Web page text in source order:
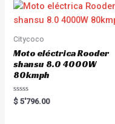
t
f
Citycoco
Moto eléctrica Rooder
shansu 8.0 4000W
80kmph
R
a
$ 5'796.00